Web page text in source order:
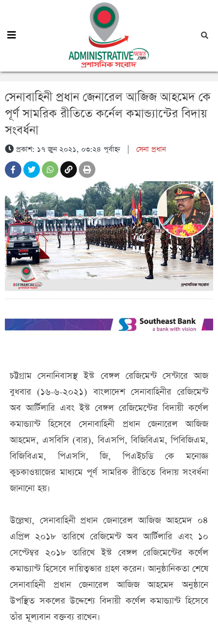
সেনাবাহিনী প্রধান জেনারেল আজিজ আহমেদ কে
পূর্ণ সামরিক রীতিতে কর্নেল কমান্ড্যান্টের বিদায়
সংবর্ধনা
প্রকাশ: ১৭ জুন ২০২১, ০৩:২৪ পূর্বাহ্ন| সেনা প্রধান
চট্টগ্রাম সেনানিবাসস্থ ইস্ট বেঙ্গল রেজিমেন্ট সেন্টারে আজ
বুধবার (১৬-৬-২০২১) বাংলাদেশ সেনাবাহিনীর রেজিমেন্ট
অব আর্টিলারি এবং ইস্ট বেঙ্গল রেজিমেন্টের বিদায়ী কর্ণেল
কমান্ড্যান্ট হিসেবে সেনাবাহিনী প্রধান জেনারেল আজিজ
আহমেদ, এসবিসি (বার), বিএসপি, বিজিবিএম, পিবিজিএম,
বিজিবিএম, পিএসসি, জি, পিএইচডি কে মনোজ্ঞ
কুচকাওয়াজের মাধ্যমে পূর্ণ সামরিক রীতিতে বিদায় সংবর্ধনা
জানানো হয়।
উল্লেখ্য, সেনাবাহিনী প্রধান জেনারেল আজিজ আহমেদ ০৪
এপ্রিল ২০১৮ তারিখে রেজিমেন্ট অব আর্টিলারি এবং ১০
সেপ্টেম্বর ২০১৮ তারিখে ইস্ট বেঙ্গল রেজিমেন্টের কর্ণেল
কমান্ড্যান্ট হিসেবে দায়িত্বভার গ্রহণ করেন। আনুষ্ঠানিকতা শেষে
সেনাবাহিনী প্রধান জেনারেল আজিজ আহমেদ অনুষ্ঠানে
উপস্থিত সকলের উদ্দেশ্যে বিদায়ী কর্ণেল কমান্ড্যান্ট হিসেবে
তাঁর মূল্যবান বক্তব্য রাখেন।